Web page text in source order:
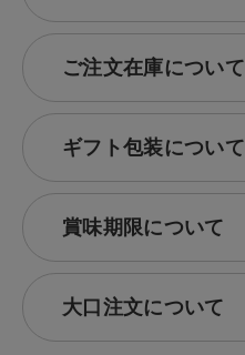
ご注文在庫について
ギフト包装について
賞味期限について
大口注文について